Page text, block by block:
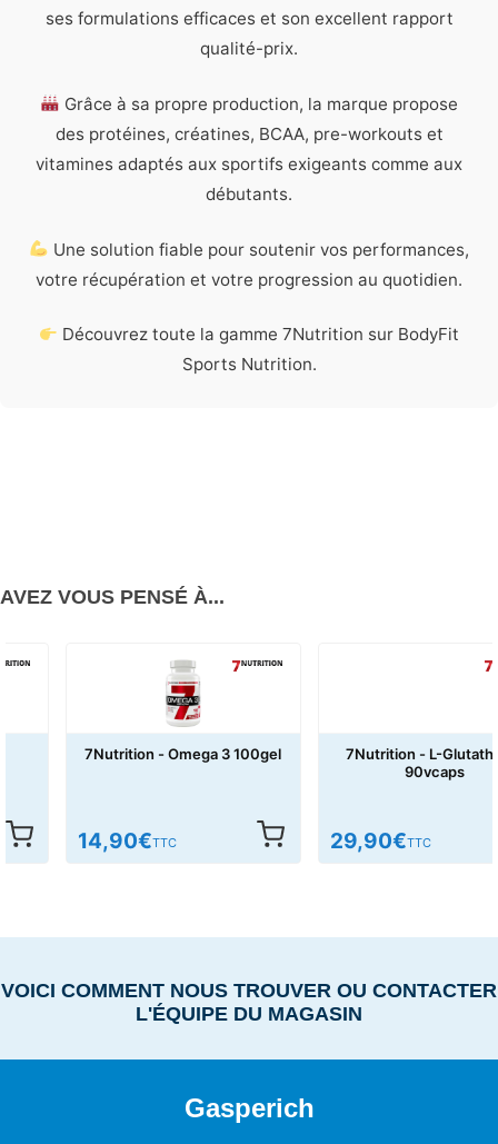
ses formulations efficaces et son excellent rapport
qualité-prix.
Grâce à sa propre production, la marque propose
des protéines, créatines, BCAA, pre-workouts et
vitamines adaptés aux sportifs exigeants comme aux
débutants.
Une solution fiable pour soutenir vos performances,
votre récupération et votre progression au quotidien.
Découvrez toute la gamme 7Nutrition sur BodyFit
Sports Nutrition.
AVEZ VOUS PENSÉ À...
7Nutrition - Omega 3 100gel
14,90 €TTC
7Nutrition - L-Glutathione
90vcaps
29,90€TTC
VOICI COMMENT NOUS TROUVER OU CONTACTER
L'ÉQUIPE DU MAGASIN
Gasperich